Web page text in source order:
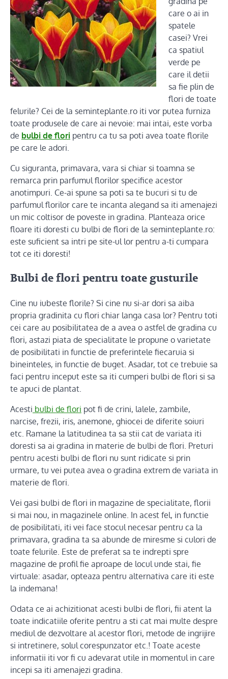
care o ai in
spatele
casei? Vrei
ca spatiul
verde pe
care il detii
sa fie plin de
flori de toate
felurile? Cei de la seminteplante.ro iti vor putea furniza
toate produsele de care ai nevoie: mai intai, este vorba
de bulbi de flori pentru ca tu sa poti avea toate florile
pe care le adori.
Cu siguranta, primavara, vara si chiar si toamna se
remarca prin parfumul florilor specifice acestor
anotimpuri. Ce-ai spune sa poti sa te bucuri si tu de
parfumul florilor care te incanta alegand sa iti amenajezi
un mic coltisor de poveste in gradina. Planteaza orice
floare iti doresti cu bulbi de flori de la seminteplante.ro:
este suficient sa intri pe site-ul lor pentru a-ti cumpara
tot ce iti doresti!
Bulbi de flori pentru toate gusturile
Cine nu iubeste florile? Si cine nu si-ar dori sa aiba
propria gradinita cu flori chiar langa casa lor? Pentru toti
cei care au posibilitatea de a avea o astfel de gradina cu
flori, astazi piata de specialitate le propune o varietate
de posibilitati in functie de preferintele fiecaruia si
bineinteles, in functie de buget. Asadar, tot ce trebuie sa
faci pentru inceput este sa iti cumperi bulbi de flori si sa
te apuci de plantat.
Acesti bulbi de flori pot fi de crini, lalele, zambile,
narcise, frezii, iris, anemone, ghiocei de diferite soiuri
etc. Ramane la latitudinea ta sa stii cat de variata iti
doresti sa ai gradina in materie de bulbi de flori. Preturi
pentru acesti bulbi de flori nu sunt ridicate si prin
urmare, tu vei putea avea o gradina extrem de variata in
materie de flori.
Vei gasi bulbi de flori in magazine de specialitate, florii
si mai nou, in magazinele online. In acest fel, in functie
de posibilitati, iti vei face stocul necesar pentru ca la
primavara, gradina ta sa abunde de miresme si culori de
toate felurile. Este de preferat sa te indrepti spre
magazine de profil fie aproape de locul unde stai, fie
virtuale: asadar, opteaza pentru alternativa care iti este
la indemana!
Odata ce ai achizitionat acesti bulbi de flori, fii atent la
toate indicatiile oferite pentru a sti cat mai multe despre
mediul de dezvoltare al acestor flori, metode de ingrijire
si intretinere, solul corespunzator etc.! Toate aceste
informatii iti vor fi cu adevarat utile in momentul in care
incepi sa iti amenajezi gradina.